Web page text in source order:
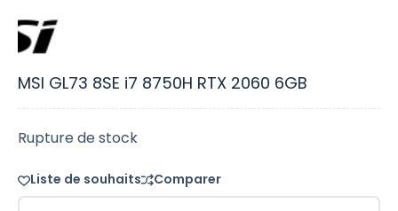
MSI GL73 8SE i7 8750H RTX 2060 6GB
Rupture de stock
Liste de souhaits Comparer